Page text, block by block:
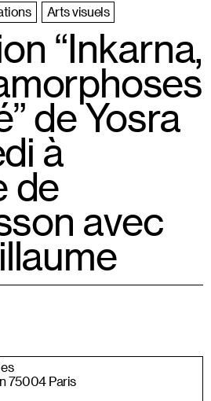
Arts visuels
“Inkarna,
de Yosra
à
de
avec
75004 Paris